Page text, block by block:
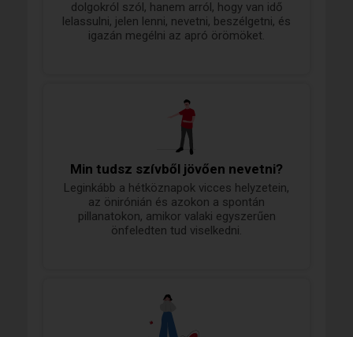
dolgokról szól, hanem arról, hogy van idő
lelassulni, jelen lenni, nevetni, beszélgetni, és
igazán megélni az apró örömöket.
Min tudsz szívből jövően nevetni?
Leginkább a hétköznapok vicces helyzetein,
az önirónián és azokon a spontán
pillanatokon, amikor valaki egyszerűen
önfeledten tud viselkedni.